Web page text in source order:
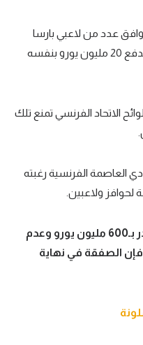
وافق عدد من لاعبي بارسا
على الانتقال إلى باريس فإن نيمار سيدفع 20 مليون يورو بنفسه
الاتحاد الفرنسي تمنع تلك
العاصمة الفرنسية رغبته
ومع وجود ديون على برشلونة تُقدر بـ600 مليون يورو وعدم
الصفقة في نهاية